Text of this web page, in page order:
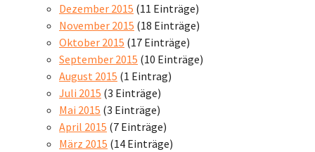
Dezember 2015 (11 Einträge)
November 2015 (18 Einträge)
Oktober 2015 (17 Einträge)
September 2015 (10 Einträge)
August 2015 (1 Eintrag)
Juli 2015 (3 Einträge)
Mai 2015 (3 Einträge)
April 2015 (7 Einträge)
März 2015 (14 Einträge)